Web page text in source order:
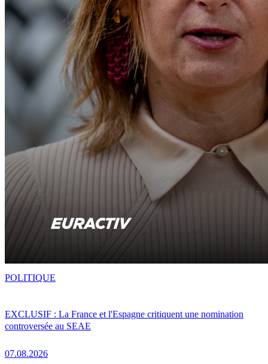
EXCLUSIF : La France et l'Espagne critiquent une nomination
controversée au SEAE
07.08.2026
POLITIQUE